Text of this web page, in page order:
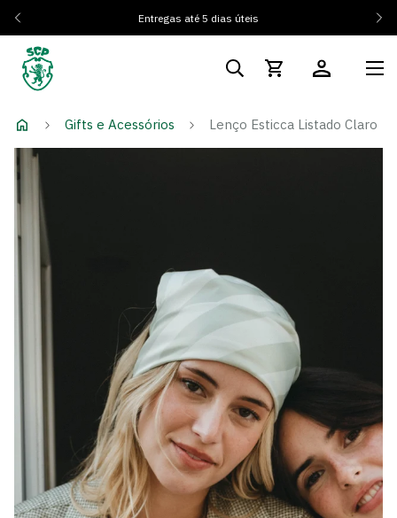
Entregas até 5 dias úteis
Gifts e Acessórios Lenço Esticca Listado Claro